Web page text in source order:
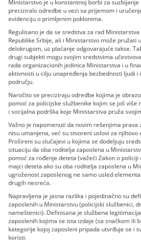
Ministarstvo je u konstantnoj borbi za
preciziralo odredbe u vezi sa prijemom i
evidenciju o primlјenim poklonima.
Regulisano je da se sredstva za rad
Republike Srbije, ali i Ministarstvo može pružati
delokrugom, uz plaćanje odgovarajuće takse.
drugi subjekti mogu svojim sredstvima
rada organizacionih jedinica Ministarstva i u
aktivnosti u cilјu unapređenja bezbednosti lјudi
području.
Naročito se preciziraju odredbe kojima je
pomoć za policijske službenike kojim se još više
i socijalna podrška koje Ministarstva pruža
Važno je napomenuti da novim rešenjima prava
nisu umanjena, već su stvoreni uslovi za
Prošireni su slučajevi u kojima se dodelјuju
situaciju da oba roditelјa zaposlena u
pomoć za rođenje deteta (važeći Zakon o
majci deteta ako su oba roditelјa zaposlena u
ugroženost zaposlenog ne samo usled
drugih nesreća.
Napravlјena je jasna razlika i pojedinačno su
zaposlenih u Ministarstvu (policijski službenici,
nameštenici). Definisana je službena
zaposlenih kojima se ista izdaje (sa značkom ili
kategorije kojoj zaposleni pripada utvrđuje se i
koristi.